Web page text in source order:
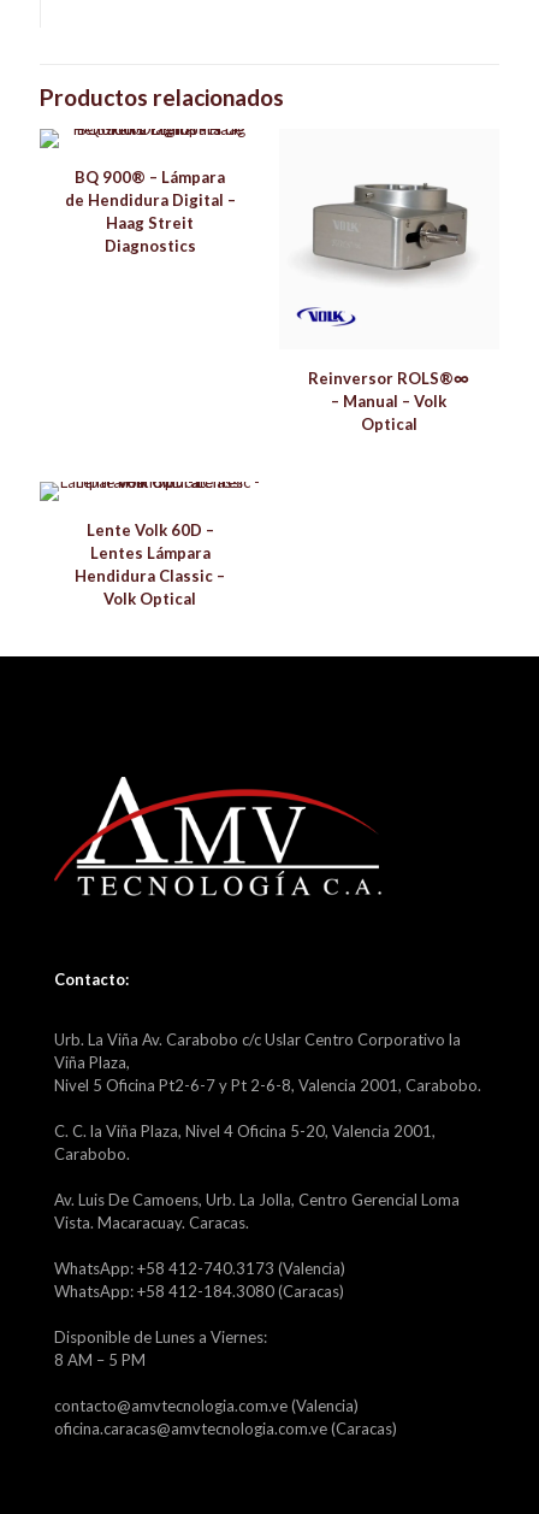
Productos relacionados
BQ 900® – Lámpara
de Hendidura Digital –
Haag Streit
Diagnostics
Reinversor ROLS®∞
– Manual – Volk
Optical
Lente Volk 60D –
Lentes Lámpara
Hendidura Classic –
Volk Optical
Contacto:
Urb. La Viña Av. Carabobo c/c Uslar Centro Corporativo la
Viña Plaza,
Nivel 5 Oficina Pt2-6-7 y Pt 2-6-8, Valencia 2001, Carabobo.
C. C. la Viña Plaza, Nivel 4 Oficina 5-20, Valencia 2001,
Carabobo.
Av. Luis De Camoens, Urb. La Jolla, Centro Gerencial Loma
Vista. Macaracuay. Caracas.
WhatsApp: +58 412-740.3173 (Valencia)
WhatsApp: +58 412-184.3080 (Caracas)
Disponible de Lunes a Viernes:
8 AM – 5 PM
contacto@amvtecnologia.com.ve (Valencia)
oficina.caracas@amvtecnologia.com.ve (Caracas)